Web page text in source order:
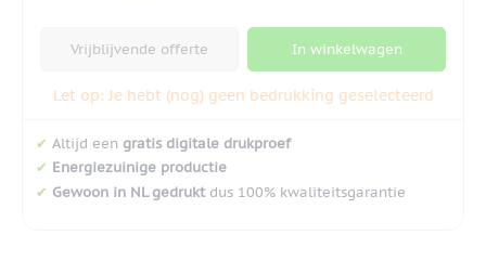
Vrijblijvende offerte In winkelwagen
Let op: Je hebt (nog) geen bedrukking geselecteerd
✔ Altijd een gratis digitale drukproef
✔ Energiezuinige productie
✔ Gewoon in NL gedruktdus 100% kwaliteitsgarantie